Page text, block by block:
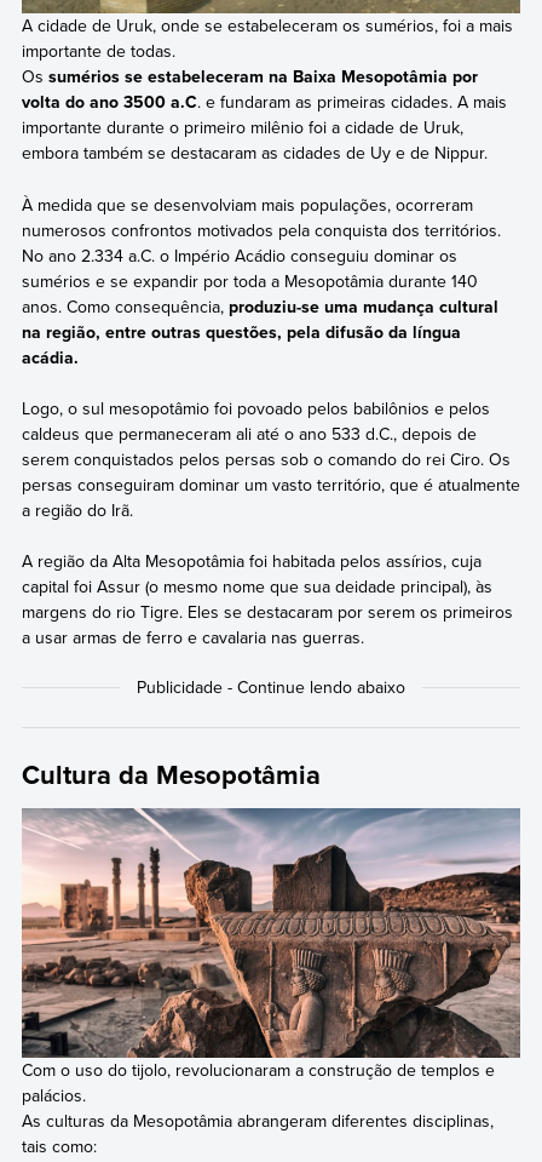
A cidade de Uruk, onde se estabeleceram os sumérios, foi a mais
importante de todas.
Os sumérios se estabeleceram na Baixa Mesopotâmia por
volta do ano 3500 a.C. e fundaram as primeiras cidades. A mais
importante durante o primeiro milênio foi a cidade de Uruk,
embora também se destacaram as cidades de Uy e de Nippur.
À medida que se desenvolviam mais populações, ocorreram
numerosos confrontos motivados pela conquista dos territórios.
No ano 2.334 a.C. o Império Acádio conseguiu dominar os
sumérios e se expandir por toda a Mesopotâmia durante 140
anos. Como consequência, produziu-se uma mudança cultural
na região, entre outras questões, pela difusão da língua
acádia.
Logo, o sul mesopotâmio foi povoado pelos babilônios e pelos
caldeus que permaneceram ali até o ano 533 d.C., depois de
serem conquistados pelos persas sob o comando do rei Ciro. Os
persas conseguiram dominar um vasto território, que é atualmente
a região do Irã.
A região da Alta Mesopotâmia foi habitada pelos assírios, cuja
capital foi Assur (o mesmo nome que sua deidade principal), às
margens do rio Tigre. Eles se destacaram por serem os primeiros
a usar armas de ferro e cavalaria nas guerras.
Cultura da Mesopotâmia
Com o uso do tijolo, revolucionaram a construção de templos e
palácios.
As culturas da Mesopotâmia abrangeram diferentes disciplinas,
tais como: